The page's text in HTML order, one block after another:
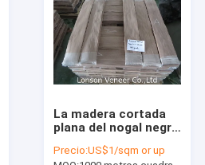
La madera cortada
plana del nogal negro
anchura 125m m
Precio:US$1/sqm or up